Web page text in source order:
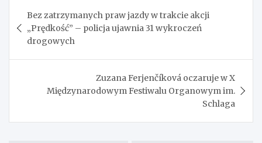
wpisu
Bez zatrzymanych praw jazdy w trakcie akcji
„Prędkość” – policja ujawnia 31 wykroczeń
drogowych
Zuzana Ferjenčíková oczaruje w X
Międzynarodowym Festiwalu Organowym im.
Schlaga